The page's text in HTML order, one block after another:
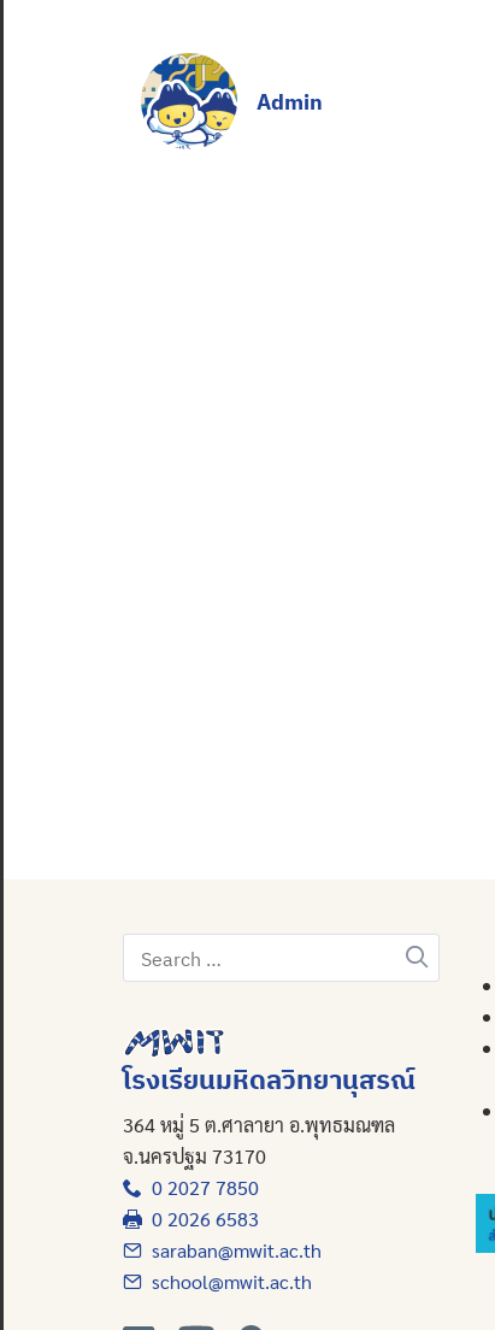
Admin
Search
for:
โรงเรียนมหิดลวิทยานุสรณ์
364 หมู่ 5 ต.ศาลายา อ.พุทธมณฑล
จ.นครปฐม 73170
0 2027 7850
0 2026 6583
saraban@mwit.ac.th
school@mwit.ac.th